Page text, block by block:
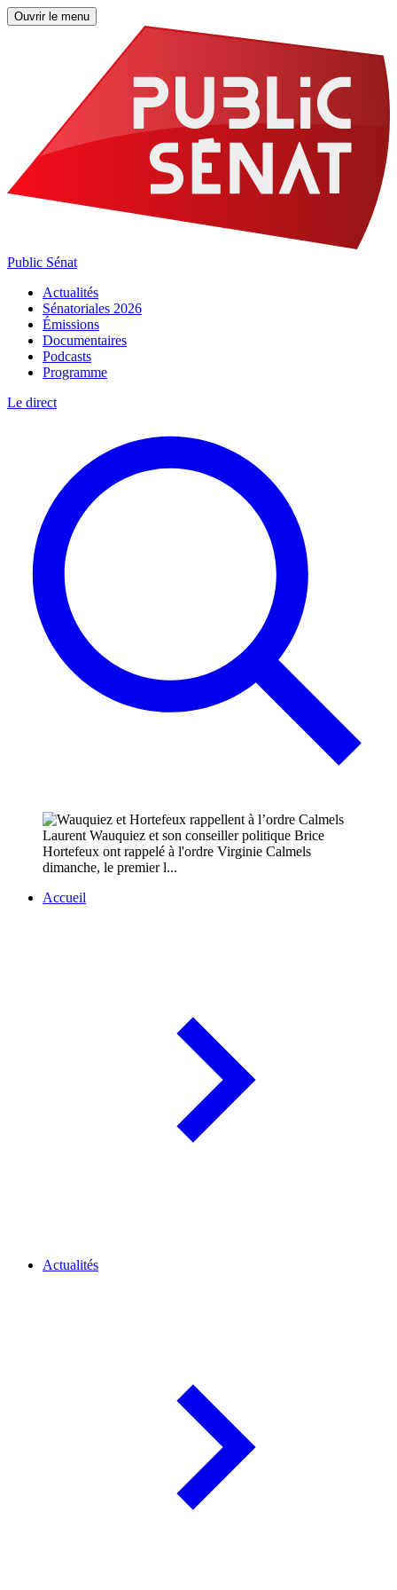
Ouvrir le menu
Public Sénat
Actualités
Sénatoriales 2026
Émissions
Documentaires
Podcasts
Programme
Le direct
Laurent Wauquiez et son conseiller politique Brice
Hortefeux ont rappelé à l'ordre Virginie Calmels
dimanche, le premier l...
Accueil
Actualités